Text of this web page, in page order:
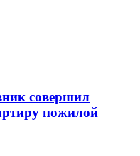
совершил
пожилой